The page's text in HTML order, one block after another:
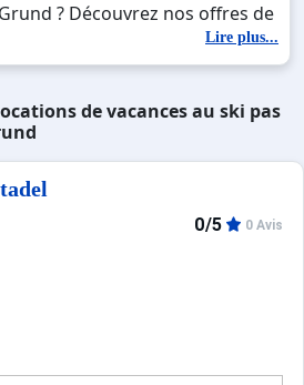
? Découvrez nos offres de
skier sans limite à noel, jour
les yeux et imaginez… Profitez
mêler les plaisirs de la
ski et des activités en totale
week-end ou pour 7 jours en
famille ou entre amis, c'est
Lire plus...
de vacances au ski pas
0/5 0 Avis